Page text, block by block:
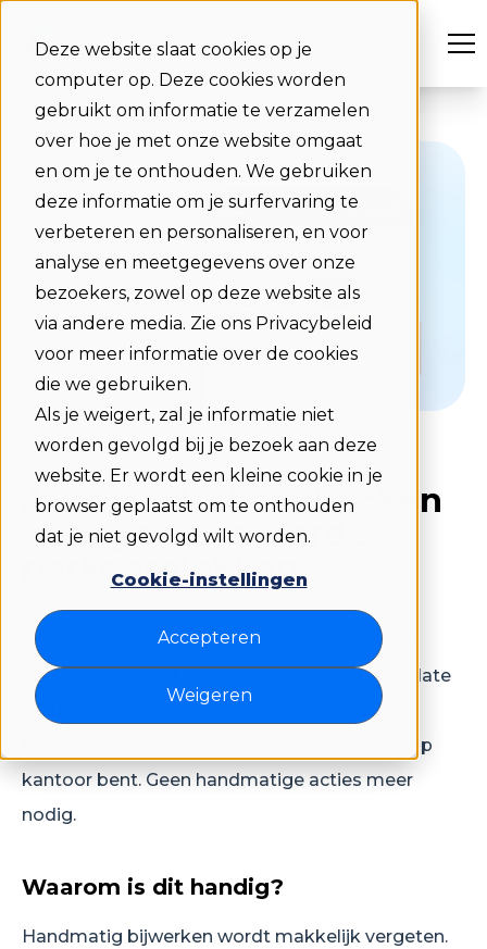
Deze website slaat cookies op je
computer op. Deze cookies worden
gebruikt om informatie te verzamelen
over hoe je met onze website omgaat
en om je te onthouden. We gebruiken
deze informatie om je surfervaring te
verbeteren en personaliseren, en voor
analyse en meetgegevens over onze
bezoekers, zowel op deze website als
via andere media. Zie ons Privacybeleid
voor meer informatie over de cookies
die we gebruiken.
Als je weigert, zal je informatie niet
worden gevolgd bij je bezoek aan deze
website. Er wordt een kleine cookie in je
browser geplaatst om te onthouden
dat je niet gevolgd wilt worden.
Cookie-instellingen
Accepteren
Weigeren
04-11-2025
Automatisch inchecken
voor gereserveerde
parkeerplekken
Het beheren van je parkeerplek is nu volledig
geautomatiseerd. Dankzij onze nieuwste update
markeert Flexwhere jouw gereserveerde
parkeerplek automatisch als bezet zodra je op
kantoor bent. Geen handmatige acties meer
nodig.
Waarom is dit handig?
Handmatig bijwerken wordt makkelijk vergeten.